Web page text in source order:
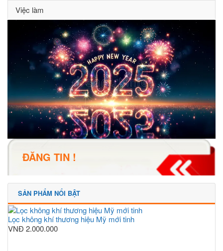
Việc làm
ĐĂNG TIN !
SẢN PHẨM NỔI BẬT
Lọc không khí thương hiệu Mỹ mới tinh
VNĐ 2.000.000